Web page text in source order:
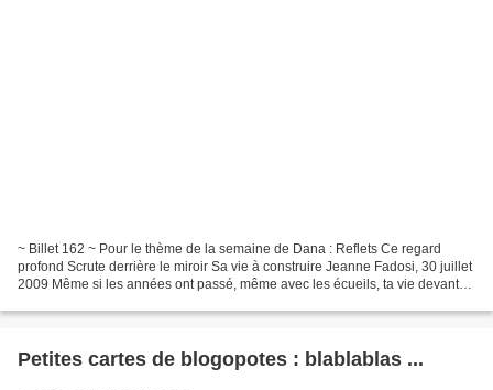
~ Billet 162 ~ Pour le thème de la semaine de Dana : Reflets Ce regard
profond Scrute derrière le miroir Sa vie à construire Jeanne Fadosi, 30 juillet
2009 Même si les années ont passé, même avec les écueils, ta vie devant
Petites cartes de blogopotes : blablablas ...